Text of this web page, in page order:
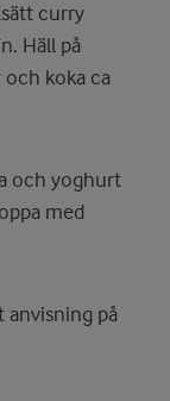
curry
Häll på
koka ca
och yoghurt
med
anvisning på